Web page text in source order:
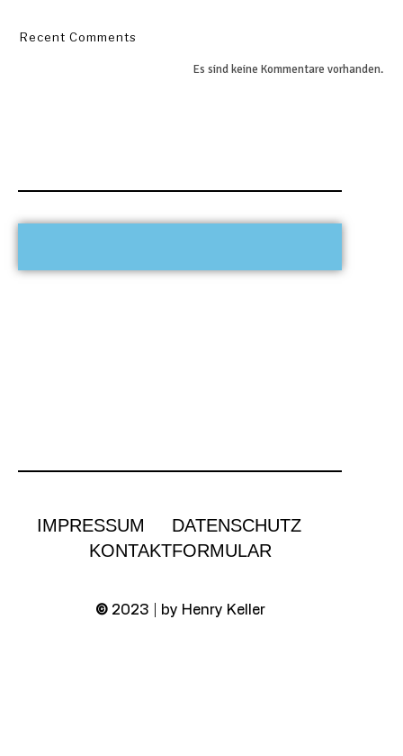
Recent Comments
Es sind keine Kommentare vorhanden.
IMPRESSUM
DATENSCHUTZ
KONTAKTFORMULAR
©2023 | by Henry Keller